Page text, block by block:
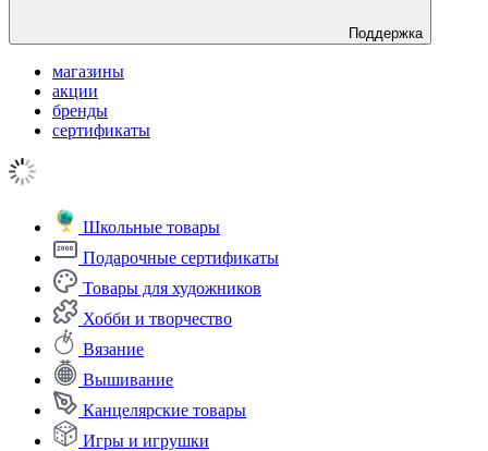
Поддержка
магазины
акции
бренды
сертификаты
Школьные товары
Подарочные сертификаты
Товары для художников
Хобби и творчество
Вязание
Вышивание
Канцелярские товары
Игры и игрушки